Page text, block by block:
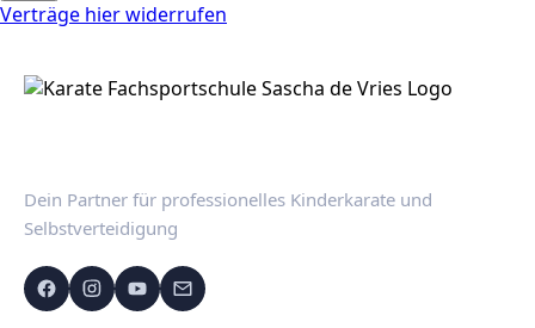
Verträge hier widerrufen
Dein Partner für professionelles Kinderkarate und
Selbstverteidigung